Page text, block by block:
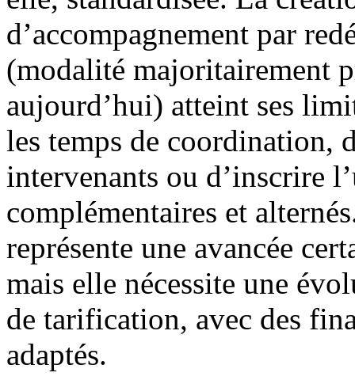
d’accompagnement par
(modalité majoritairement
aujourd’hui) atteint ses
les temps de coordination,
intervenants ou d’inscrire
complémentaires et
représente une avancée
mais elle nécessite une
de tarification, avec des
adaptés.